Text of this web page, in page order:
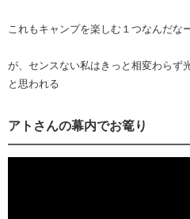
これもキャンプを楽しむ１つなんだな
が、センスない私はきっと相変わらず
と思われる
アトさんの幕内でお篭り